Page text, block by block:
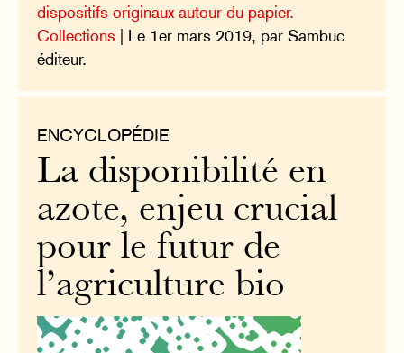
dispositifs originaux autour du papier.
Collections | Le 1er mars 2019, par Sambuc
éditeur.
ENCYCLOPÉDIE
La disponibilité en
azote, enjeu crucial
pour le futur de
l’agriculture bio